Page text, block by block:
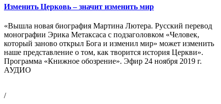
Изменить Церковь – значит изменить мир
«Вышла новая биография Мартина Лютера. Русский перевод
монографии Эрика Метаксаса с подзаголовком «Человек,
который заново открыл Бога и изменил мир» может изменить
наше представление о том, как творится история Церкви».
Программа «Книжное обозрение». Эфир 24 ноября 2019 г.
АУДИО
/